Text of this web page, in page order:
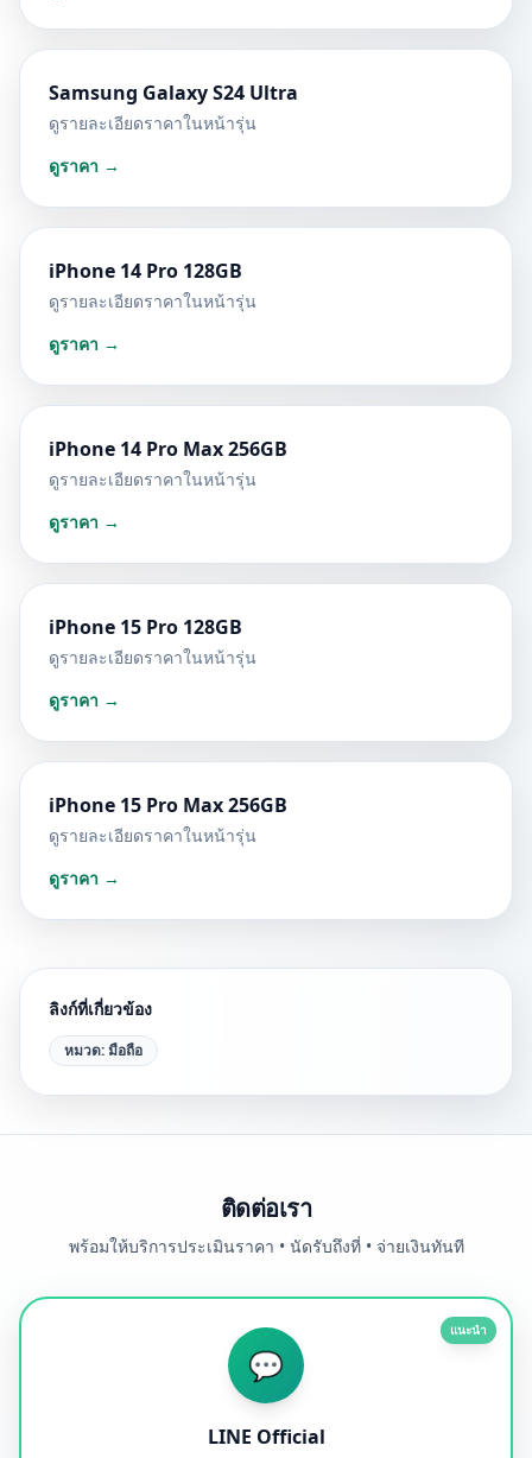
Samsung Galaxy S24 Ultra
ดูรายละเอียดราคาในหน้ารุ่น
ดูราคา →
iPhone 14 Pro 128GB
ดูรายละเอียดราคาในหน้ารุ่น
ดูราคา →
iPhone 14 Pro Max 256GB
ดูรายละเอียดราคาในหน้ารุ่น
ดูราคา →
iPhone 15 Pro 128GB
ดูรายละเอียดราคาในหน้ารุ่น
ดูราคา →
iPhone 15 Pro Max 256GB
ดูรายละเอียดราคาในหน้ารุ่น
ดูราคา →
ลิงก์ที่เกี่ยวข้อง
หมวด:มือถือ
ติดต่อเรา
พร้อมให้บริการประเมินราคา • นัดรับถึงที่ • จ่ายเงินทันที
แนะนำ
💬
LINE Official